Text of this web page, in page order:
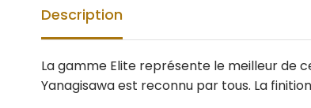
Description
La gamme Elite représente le meilleur de
Yanagisawa est reconnu par tous. La